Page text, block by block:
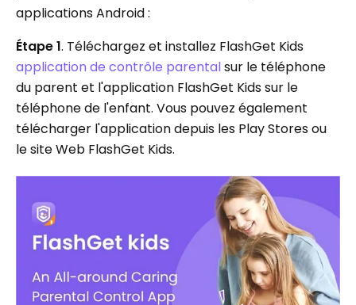
applications Android :
Étape 1. Téléchargez et installez FlashGet Kids
application de contrôle parentalsur le téléphone
du parent et l'application FlashGet Kids sur le
téléphone de l'enfant. Vous pouvez également
télécharger l'application depuis les Play Stores ou
le site Web FlashGet Kids.